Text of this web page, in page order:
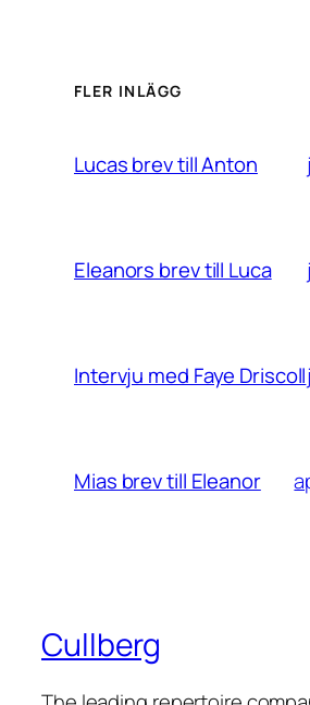
FLER INLÄGG
Lucas brev till Anton
Eleanors brev till Luca
Intervju med Faye Driscoll
Mias brev till Eleanor
Cullberg